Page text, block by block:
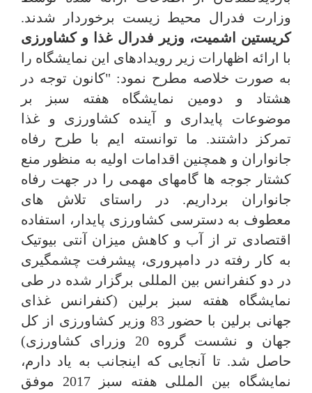
وزارت فدرال محیط زیست برخوردار شدند.
کریستین اشمیت، وزیر فدرال غذا و کشاورزی
با ارائه اظهارات زیر رویدادهای این نمایشگاه را
به صورت خلاصه مطرح نمود: "کانون توجه در
هشتاد و دومین نمایشگاه هفته سبز بر
موضوعات پایداری و آینده کشاورزی و غذا
تمرکز داشتند. ما توانسته ایم با طرح رفاه
جانواران و همچنین اقدامات اولیه به منظور منع
کشتار جوجه ها گامهای مهمی را در جهت رفاه
جانواران برداریم. در راستای تلاش های
معطوف به دسترسی کشاورزی پایدار، استفاده
اقتصادی تر از آب و کاهش میزان آنتی بیوتیک
به کار رفته در دامپروری، پیشرفت چشمگیری
در دو کنفرانس بین المللی برگزار شده در طی
نمایشگاه هفته سبز برلین (کنفرانس غذای
جهانی برلین با حضور 83 وزیر کشاورزی از کل
جهان و نشست گروه 20 وزرای کشاورزی)
حاصل شد. تا آنجایی که اینجانب به یاد دارم،
نمایشگاه بین المللی هفته سبز 2017 موفق